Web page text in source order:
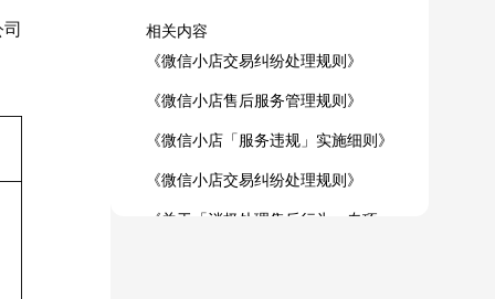
相关内容
《微信小店交易纠纷处理规则》
《微信小店售后服务管理规则》
《微信小店「服务违规」实施细则》
《微信小店交易纠纷处理规则》